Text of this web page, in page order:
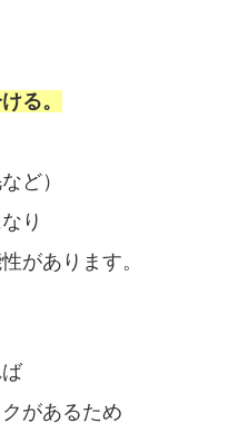
る。
ど）
り
があります。
があるため